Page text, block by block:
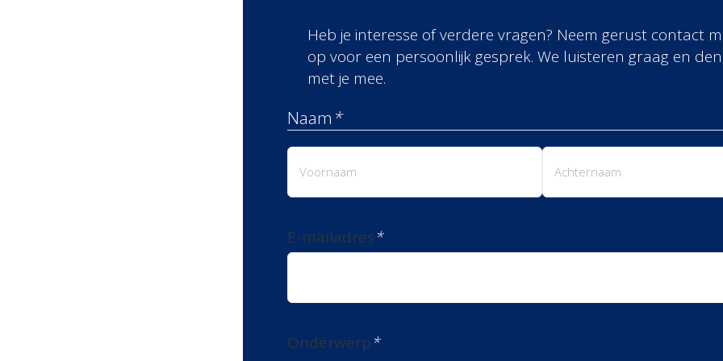
Heb je interesse of verdere vragen? Neem gerust contact
op voor een persoonlijk gesprek. We luisteren graag en
met je mee.
Naam *
E-mailadres*
Onderwerp*